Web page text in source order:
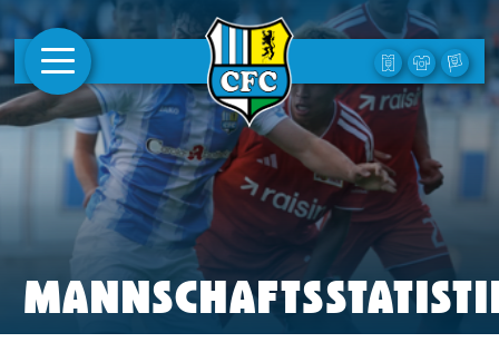
AKTUELLES
1. MANNSCHAFT
FRAUEN
CAMPUS
CLUB